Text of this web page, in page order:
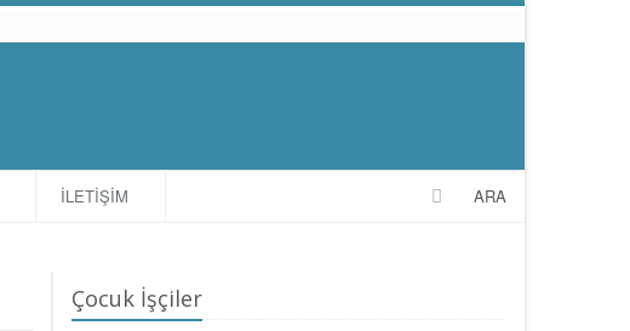
İLETİŞİM ARA
Çocuk İşçiler